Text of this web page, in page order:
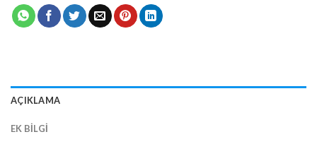
AÇIKLAMA
EK BILGI